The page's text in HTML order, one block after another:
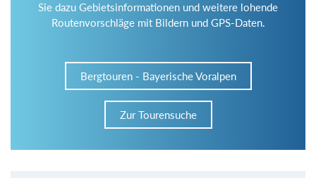
Sie dazu Gebietsinformationen und weitere lohende
Routenvorschläge mit Bildern und GPS-Daten.
Bergtouren - Bayerische Voralpen
Zur Tourensuche